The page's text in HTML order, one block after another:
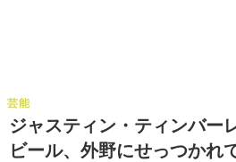
ジャスティン・ティンバー
ビール、外野にせっつかれ
芸能